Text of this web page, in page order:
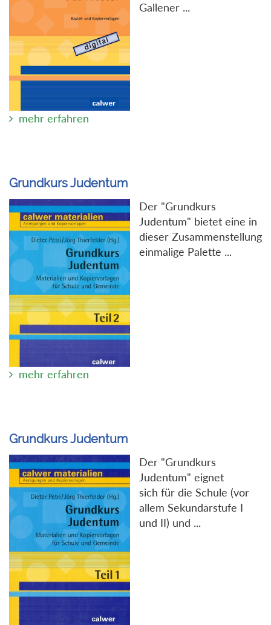
Gallener ...
mehr erfahren
Grundkurs Judentum
Der "Grundkurs
Judentum" bietet eine in
dieser Zusammenstellung
einmalige Palette ...
mehr erfahren
Grundkurs Judentum
Der "Grundkurs
Judentum" eignet
sich für die Schule (vor
allem Sekundarstufe I
und II) und ...